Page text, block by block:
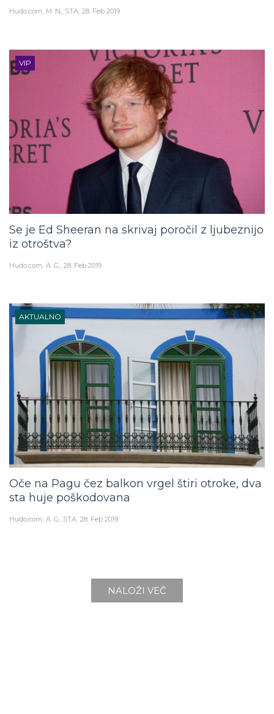
Hudo.com M. N., STA 28. Feb 2019
VIP
Se je Ed Sheeran na skrivaj poročil z ljubeznijo
iz otroštva?
Hudo.com A. G. 28. Feb 2019
AKTUALNO
Oče na Pagu čez balkon vrgel štiri otroke, dva
sta huje poškodovana
Hudo.com A. G., STA 28. Feb 2019
NALOŽI VEČ